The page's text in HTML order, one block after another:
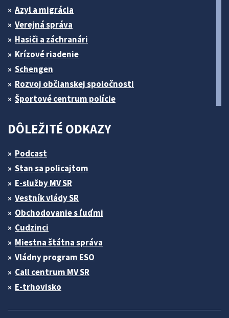
Azyl a migrácia
Verejná správa
Hasiči a záchranári
Krízové riadenie
Schengen
Rozvoj občianskej spoločnosti
Športové centrum polície
DÔLEŽITÉ ODKAZY
Podcast
Stan sa policajtom
E-služby MV SR
Vestník vlády SR
Obchodovanie s ľuďmi
Cudzinci
Miestna štátna správa
Vládny program ESO
Call centrum MV SR
E-trhovisko